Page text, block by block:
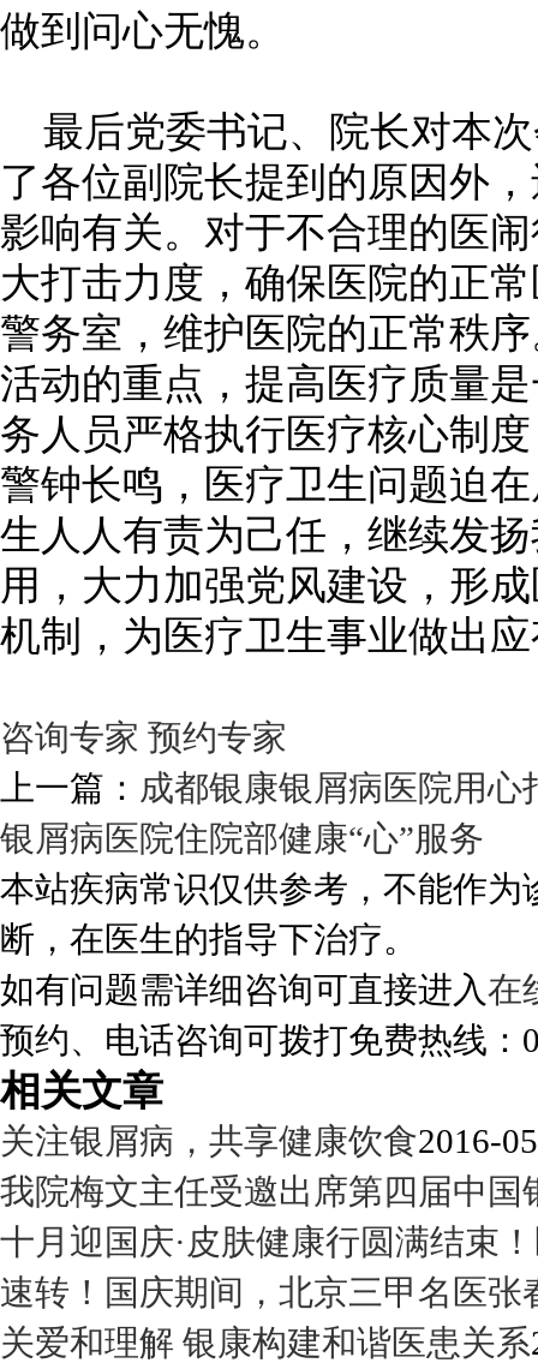
做到问心无愧。
最后党委书记、院长对本
了各位副院长提到的原因外
影响有关。对于不合理的医
大打击力度，确保医院的正
警务室，维护医院的正常秩
活动的重点，提高医疗质量
务人员严格执行医疗核心制
警钟长鸣，医疗卫生问题迫
生人人有责为己任，继续发
用，大力加强党风建设，形
机制，为医疗卫生事业做出
咨询专家 预约专家
上一篇： 成都银康银屑病医院用
银屑病医院住院部健康“心”服务
本站疾病常识仅供参考，不能作
断，在医生的指导下治疗。
如有问题需详细咨询可直接进入在
预约、电话咨询可拨打免费热线：
相关文章
关注银屑病，共享健康饮食2016-
我院梅文主任受邀出席第四届中国
十月迎国庆·皮肤健康行圆满结束
速转！国庆期间，北京三甲名医张
关爱和理解 银康构建和谐医患关系